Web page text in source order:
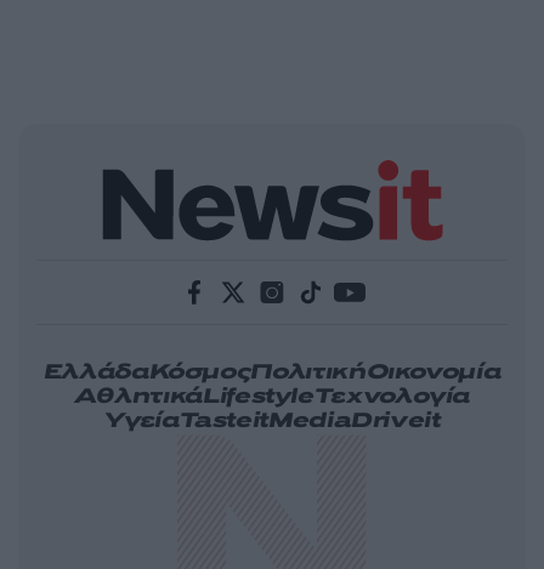
ΕλλάδαΚόσμοςΠολιτικήΟικονομία
ΑθλητικάLifestyleΤεχνολογία
ΥγείαTasteitMediaDriveit